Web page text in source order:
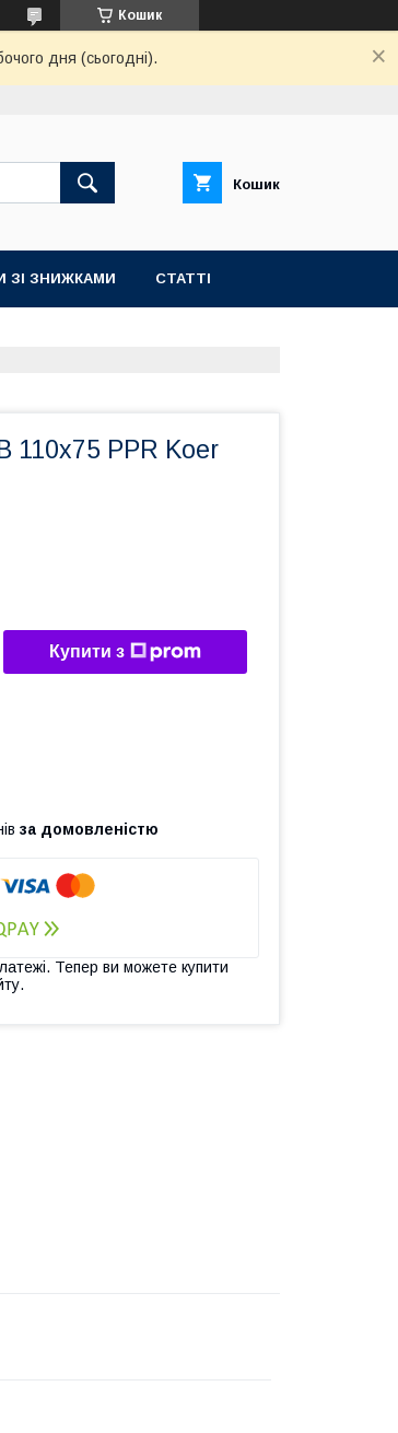
Кошик
дня (сьогодні).
Кошик
ЗІ ЗНИЖКАМИ СТАТТІ
110x75 PPR Koer
Купити з
за домовленістю
Тепер ви можете купити